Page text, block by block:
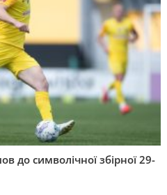
до символічної збірної 29-